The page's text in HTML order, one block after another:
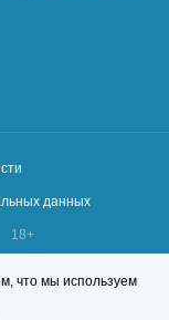
данных
18+
что мы используем